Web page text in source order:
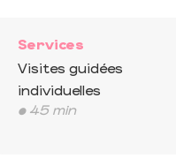
Services
Visites guidées
individuelles
• 45 min